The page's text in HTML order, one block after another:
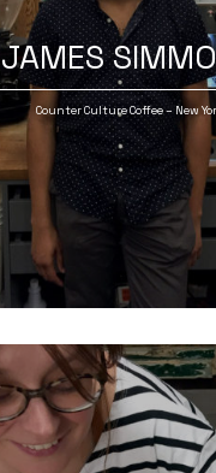
JAMES
Counter Culture Coffee – New